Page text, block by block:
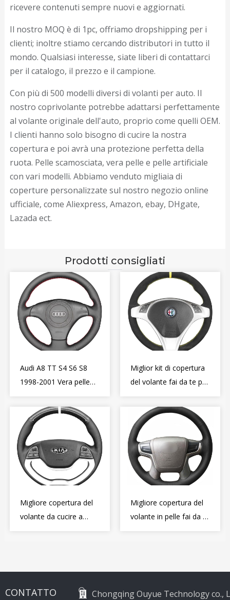
ricevere contenuti sempre nuovi e aggiornati.
Il nostro MOQ è di 1pc, offriamo dropshipping per i
clienti; inoltre stiamo cercando distributori in tutto il
mondo. Qualsiasi interesse, siate liberi di contattarci
per il catalogo, il prezzo e il campione.
Con più di 500 modelli diversi di volanti per auto. Il
nostro coprivolante potrebbe adattarsi perfettamente
al volante originale dell'auto, proprio come quelli OEM.
I clienti hanno solo bisogno di cucire la nostra
copertura e poi avrà una protezione perfetta della
ruota. Pelle scamosciata, vera pelle e pelle artificiale
con vari modelli. Abbiamo venduto migliaia di
coperture personalizzate sul nostro negozio online
ufficiale, come Aliexpress, Amazon, ebay, DHgate,
Lazada ect.
Prodotti consigliati
Audi A8 TT S4 S6 S8
1998-2001 Vera pelle
volante Wrap
Miglior kit di copertura
del volante fai da te per
MiTo 2009-2015
Migliore copertura del
volante da cucire a
Migliore copertura del
volante in pelle fai da te
CONTATTO
Chongqing Ouyue Technology co.,